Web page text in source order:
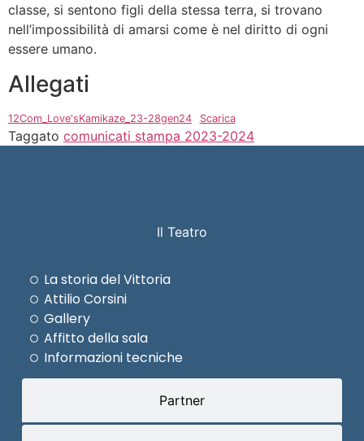
classe, si sentono figli della stessa terra, si trovano
nell’impossibilità di amarsi come è nel diritto di ogni
essere umano.
Allegati
12Com_Love'sKamikaze_23-28gen24 Scarica
Taggato comunicati stampa 2023-2024
Il Teatro
Partner
La storia del Vittoria
Attilio Corsini
Gallery
Affitto della sala
Informazioni tecniche